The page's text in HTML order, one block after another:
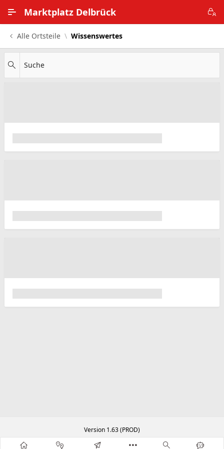
Marktplatz Delbrück
Alle Ortsteile
Impressum
Alle Ortsteile Wissenswertes
Suche
Version 1.63 (PROD)